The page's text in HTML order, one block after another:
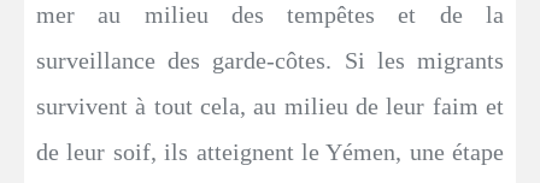
mer au milieu des tempêtes et de la
surveillance des garde-côtes. Si les migrants
survivent à tout cela, au milieu de leur faim et
de leur soif, ils atteignent le Yémen, une étape